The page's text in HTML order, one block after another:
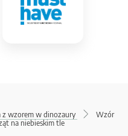
z wzorem w dinozaury
Wzór
na niebieskim tle